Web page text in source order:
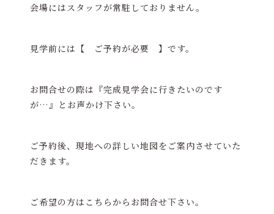
会場にはスタッフが常駐しておりません。
見学前には【 ご予約が必要 】です。
お問合せの際は『完成見学会に行きたいのです
が…』とお声かけ下さい。
ご予約後、現地への詳しい地図をご案内させていた
だきます。
ご希望の方はこちらからお問合せ下さい。